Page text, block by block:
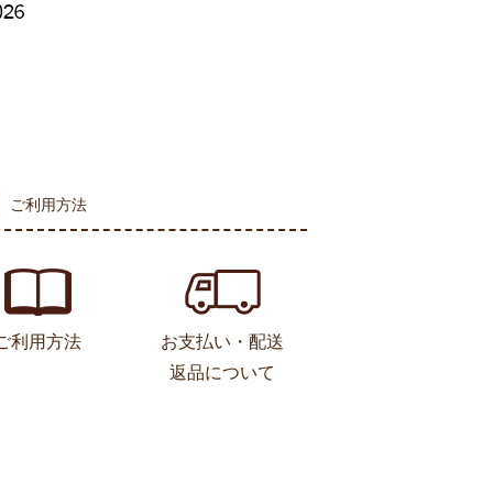
ご利用方法
利用方法
お支払い・配送
返品について